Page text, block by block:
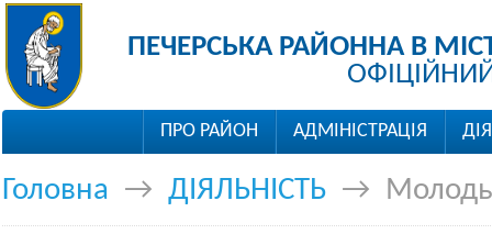
ПЕЧЕРСЬКА РАЙОННА В
ПРО РАЙОН АДМІНІСТРАЦІЯ
Головна → ДІЯЛЬНІСТЬ→ Молодь